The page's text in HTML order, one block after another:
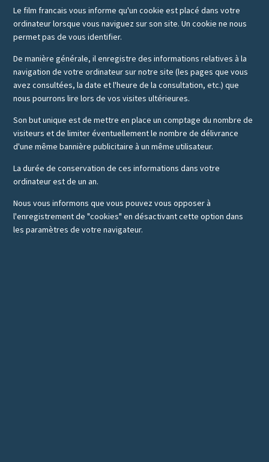
Le film francais vous informe qu'un cookie est placé dans votre
ordinateur lorsque vous naviguez sur son site. Un cookie ne nous
permet pas de vous identifier.
De manière générale, il enregistre des informations relatives à la
navigation de votre ordinateur sur notre site (les pages que vous
avez consultées, la date et l'heure de la consultation, etc.) que
nous pourrons lire lors de vos visites ultérieures.
Son but unique est de mettre en place un comptage du nombre de
visiteurs et de limiter éventuellement le nombre de délivrance
d'une même bannière publicitaire à un même utilisateur.
La durée de conservation de ces informations dans votre
ordinateur est de un an.
Nous vous informons que vous pouvez vous opposer à
l'enregistrement de "cookies" en désactivant cette option dans
les paramètres de votre navigateur.